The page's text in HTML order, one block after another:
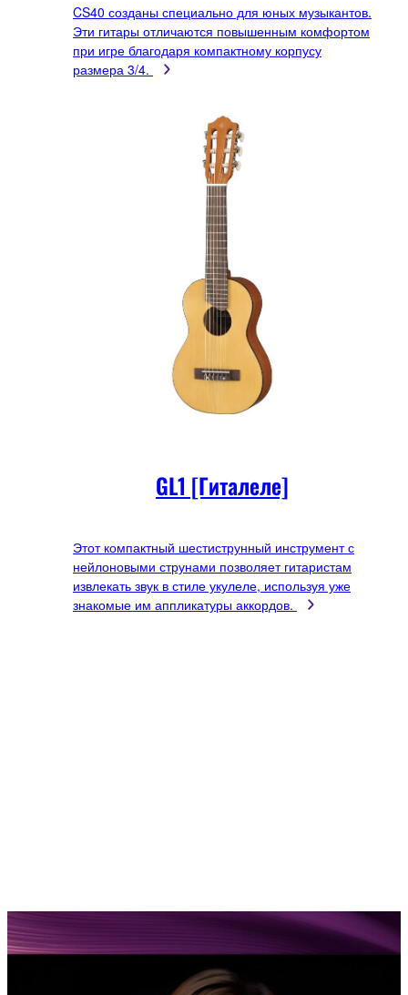
CS40 созданы специально для юных музыкантов.
Эти гитары отличаются повышенным комфортом
при игре благодаря компактному корпусу
размера 3/4.
GL1 [Гиталеле]
Этот компактный шестиструнный инструмент с
нейлоновыми струнами позволяет гитаристам
извлекать звук в стиле укулеле, используя уже
знакомые им аппликатуры аккордов.